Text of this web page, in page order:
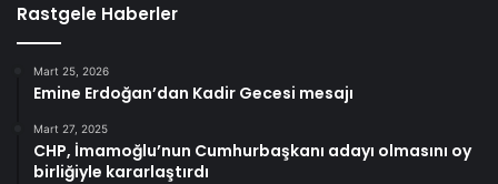
Rastgele Haberler
Mart 25, 2026
Emine Erdoğan’dan Kadir Gecesi mesajı
Mart 27, 2025
CHP, İmamoğlu’nun Cumhurbaşkanı adayı olmasını oy
birliğiyle kararlaştırdı